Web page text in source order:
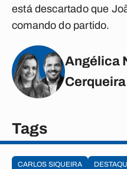
está descartado que
comando do partido.
Angélica
Cerqueira
Tags
CARLOS SIQUEIRA